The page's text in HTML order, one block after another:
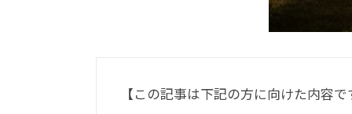
【この記事は下記の方に向けた内容で